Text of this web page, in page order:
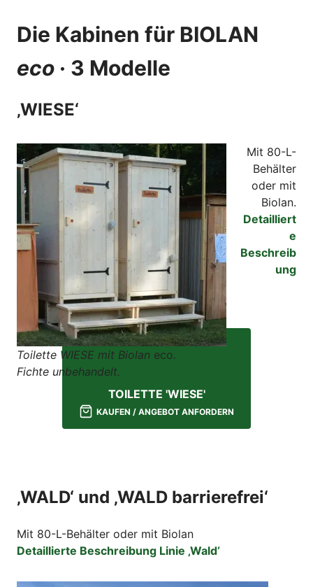
Die Kabinen für BIOLAN
eco · 3 Modelle
‚WIESE‘
Toilette WIESE mit Biolan eco.
Fichte unbehandelt.
Mit 80-L-
Behälter
oder mit
Biolan.
Detailliert
e
Beschreib
ung
TOILETTE 'WIESE'
KAUFEN / ANGEBOT ANFORDERN
‚WALD‘ und ‚WALD barrierefrei‘
Mit 80-L-Behälter oder mit Biolan
Detaillierte Beschreibung Linie ‚Wald‘